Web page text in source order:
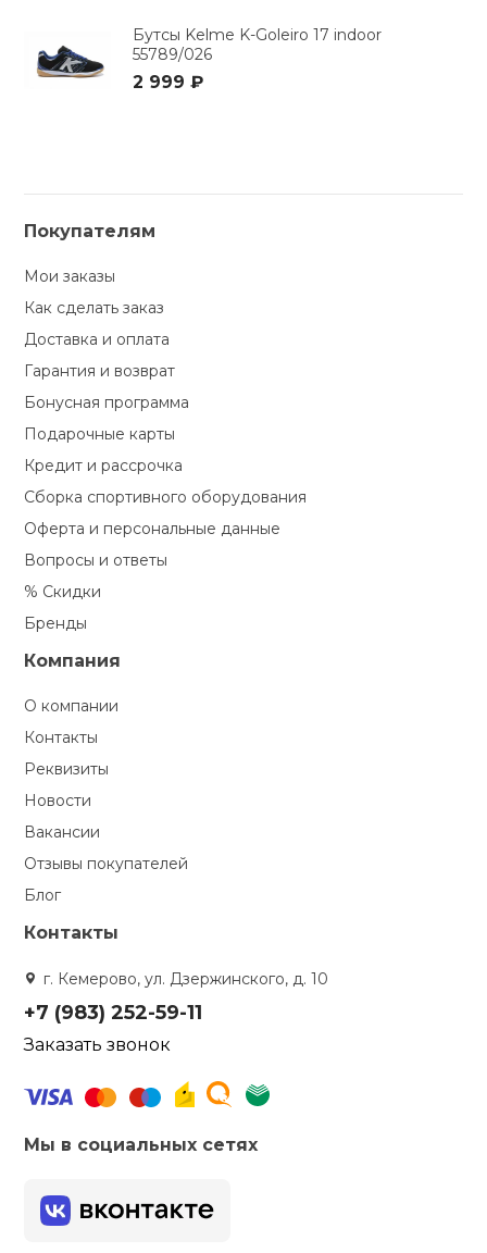
Бутсы Kelme K-Goleiro 17 indoor
55789/026
2 999 ₽
Покупателям
Мои заказы
Как сделать заказ
Доставка и оплата
Гарантия и возврат
Бонусная программа
Подарочные карты
Кредит и рассрочка
Сборка спортивного оборудования
Оферта и персональные данные
Вопросы и ответы
% Скидки
Бренды
Компания
О компании
Контакты
Реквизиты
Новости
Вакансии
Отзывы покупателей
Блог
Контакты
г. Кемерово, ул. Дзержинского, д. 10
+7 (983) 252-59-11
Заказать звонок
Мы в социальных сетях